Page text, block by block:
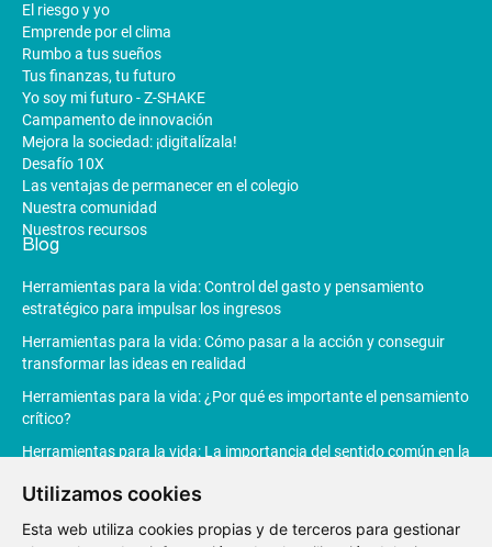
Utilizamos cookies
Esta web utiliza cookies propias y de terceros para gestionar
El riesgo y yo
Emprende por el clima
Rumbo a tus sueños
Tus finanzas, tu futuro
Yo soy mi futuro - Z-SHAKE
Campamento de innovación
Mejora la sociedad: ¡digitalízala!
Desafío 10X
Las ventajas de permanecer en el colegio
Nuestra comunidad
Nuestros recursos
Blog
Herramientas para la vida: Control del gasto y pensamiento
estratégico para impulsar los ingresos
Herramientas para la vida: Cómo pasar a la acción y conseguir
transformar las ideas en realidad
Herramientas para la vida: ¿Por qué es importante el pensamiento
crítico?
Herramientas para la vida: La importancia del sentido común en la
Herramientas para la vida: La Inteligencia Artificial revoluciona la
productividad